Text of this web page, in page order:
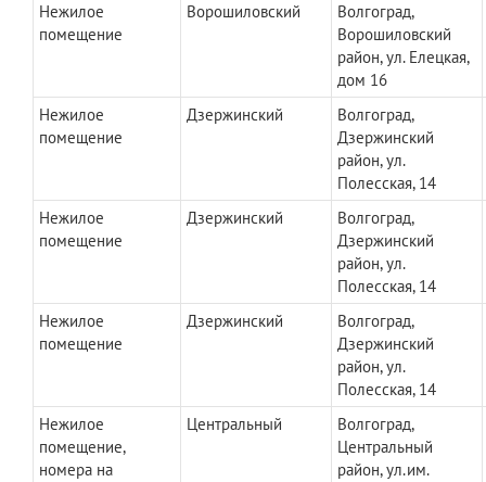
Нежилое
помещение
Ворошиловский
Волгоград,
Ворошиловский
район, ул. Елецкая,
дом 16
Нежилое
помещение
Дзержинский
Волгоград,
Дзержинский
район, ул.
Полесская, 14
Нежилое
помещение
Дзержинский
Волгоград,
Дзержинский
район, ул.
Полесская, 14
Нежилое
помещение
Дзержинский
Волгоград,
Дзержинский
район, ул.
Полесская, 14
Нежилое
помещение,
номера на
Центральный
Волгоград,
Центральный
район, ул.им.